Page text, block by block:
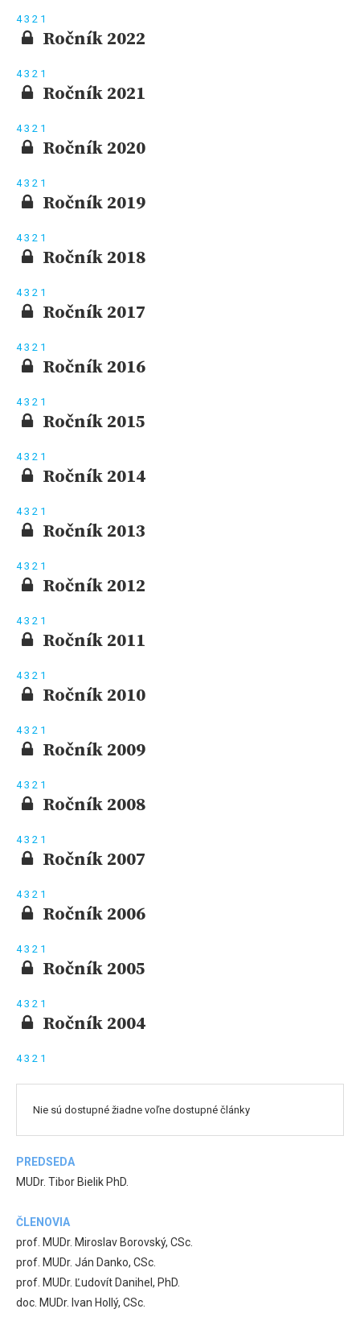
43 2 1
Ročník 2022
43 2 1
Ročník 2021
43 2 1
Ročník 2020
43 2 1
Ročník 2019
43 2 1
Ročník 2018
43 2 1
Ročník 2017
43 2 1
Ročník 2016
43 2 1
Ročník 2015
43 2 1
Ročník 2014
43 2 1
Ročník 2013
43 2 1
Ročník 2012
43 2 1
Ročník 2011
43 2 1
Ročník 2010
43 2 1
Ročník 2009
43 2 1
Ročník 2008
43 2 1
Ročník 2007
43 2 1
Ročník 2006
43 2 1
Ročník 2005
43 2 1
Ročník 2004
43 2 1
Nie sú dostupné žiadne voľne dostupné články
PREDSEDA
MUDr. Tibor Bielik PhD.
ČLENOVIA
prof. MUDr. Miroslav Borovský, CSc.
prof. MUDr. Ján Danko, CSc.
prof. MUDr. Ľudovít Danihel, PhD.
doc. MUDr. Ivan Hollý, CSc.